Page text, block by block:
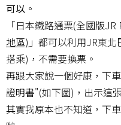
可以。
「日本鐵路通票(全國版JR
地區) 」都可以利用JR東
搭乘)，不需要換票。
再跟大家說一個好康，下
證明書"(如下圖)，出示這
其實我原本也不知道，下